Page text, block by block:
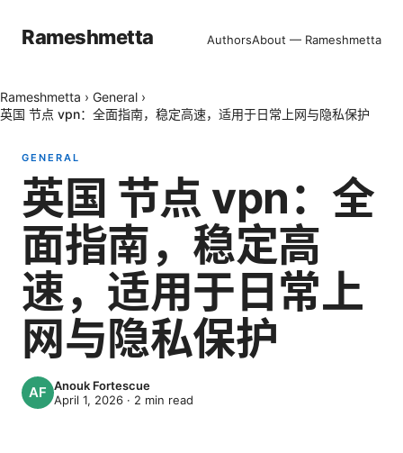
Rameshmetta AuthorsAbout — Rameshmetta
Rameshmetta › General ›
英国 节点 vpn：全面指南，稳定高速，适用于日常上网与隐私保护
GENERAL
英国 节点 vpn：全
面指南，稳定高
速，适用于日常上
网与隐私保护
Anouk Fortescue
April 1, 2026 · 2 min read